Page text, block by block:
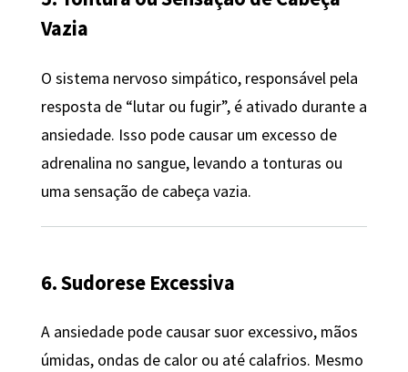
Vazia
O sistema nervoso simpático, responsável pela
resposta de “lutar ou fugir”, é ativado durante a
ansiedade. Isso pode causar um excesso de
adrenalina no sangue, levando a tonturas ou
uma sensação de cabeça vazia.
6. Sudorese Excessiva
A ansiedade pode causar suor excessivo, mãos
úmidas, ondas de calor ou até calafrios. Mesmo